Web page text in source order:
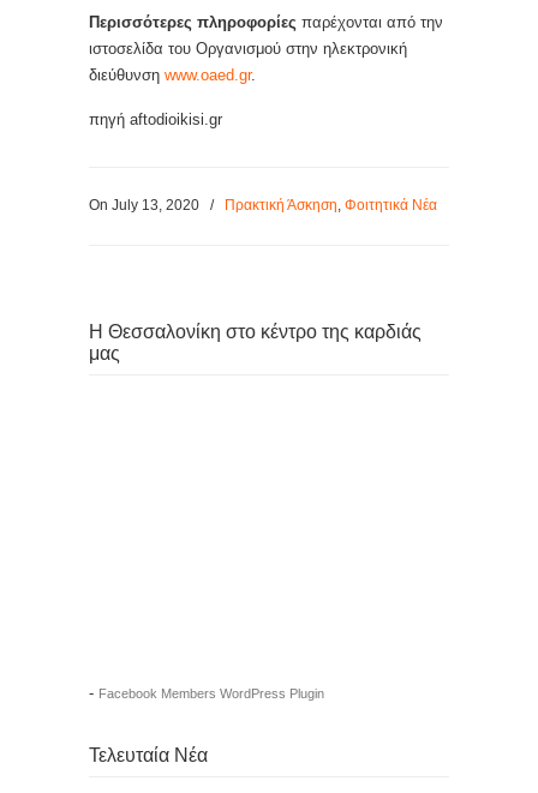
Περισσότερες πληροφορίες παρέχονται από την
ιστοσελίδα του Οργανισμού στην ηλεκτρονική
διεύθυνση www.oaed.gr.
πηγή aftodioikisi.gr
On July 13, 2020 / Πρακτική Άσκηση, Φοιτητικά Νέα
Η Θεσσαλονίκη στο κέντρο της καρδιάς
μας
- Facebook Members WordPress Plugin
Τελευταία Νέα